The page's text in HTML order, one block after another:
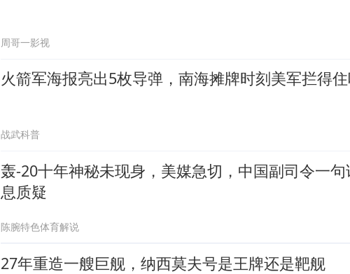
周哥一影视
火箭军海报亮出5枚导弹，南海摊牌时刻美军拦得
战武科普
轰-20十年神秘未现身，美媒急切，中国副司令一句
息质疑
陈腕特色体育解说
27年重造一艘巨舰，纳西莫夫号是王牌还是靶舰